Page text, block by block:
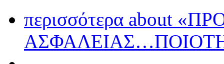
περισσότερα about